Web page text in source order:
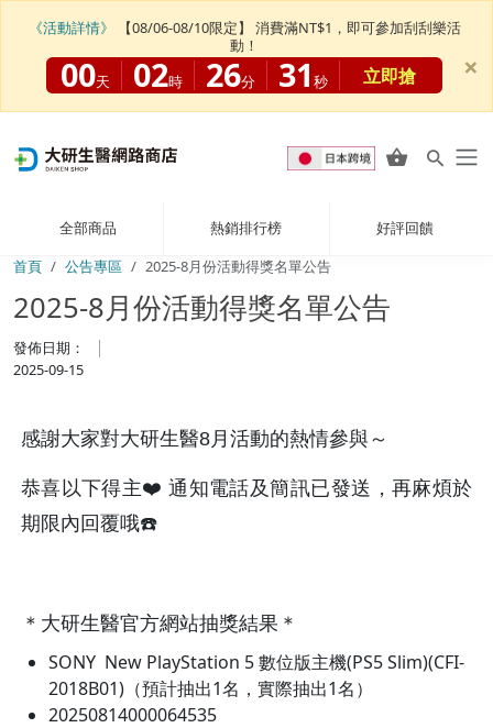
全部商品 熱銷排行榜
好評回饋
首頁
公告專區 2025-8月份活動得獎名單公告
2025-8月份活動得獎名單公告
發佈日期：
2025-09-15
感謝大家對大研生醫8月活動的熱情參與～
恭喜以下得主❤️ 通知電話及簡訊已發送，再麻煩於
期限內回覆哦☎️
＊大研生醫官方網站抽獎結果＊
SONY New PlayStation 5 數位版主機(PS5 Slim)(CFI-
2018B01)（預計抽出1名，實際抽出1名）
20250814000064535
《活動詳情》
【08/06-08/10限定】 消費滿NT$1，即可參加刮刮樂活
動！
00天 02時 26分 31 秒 立即搶 ×